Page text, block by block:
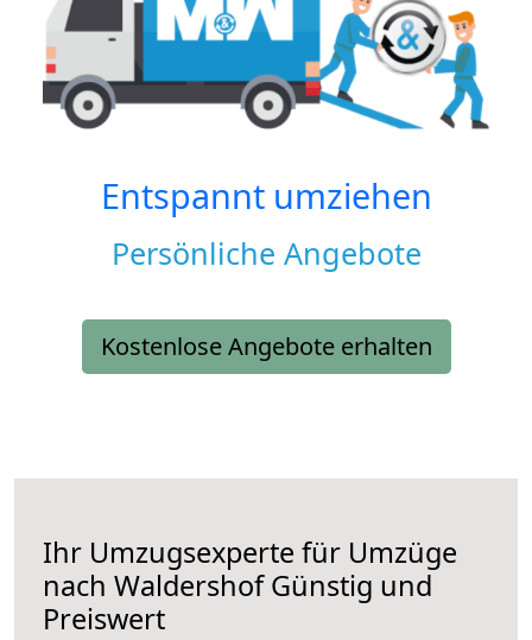
Entspannt umziehen
Persönliche Angebote
Kostenlose Angebote erhalten
Ihr Umzugsexperte für Umzüge
nach WaldershofGünstig und
Preiswert